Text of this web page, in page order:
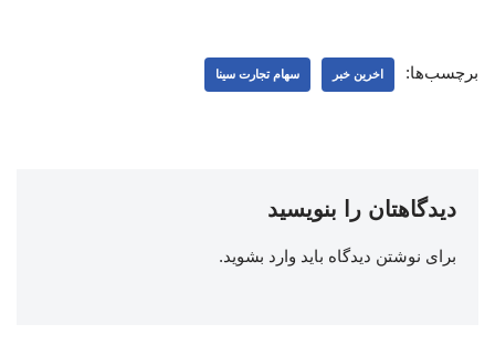
برچسب‌ها: اخرین خبر سهام تجارت سینا
دیدگاهتان را بنویسید
برای نوشتن دیدگاه باید وارد بشوید.